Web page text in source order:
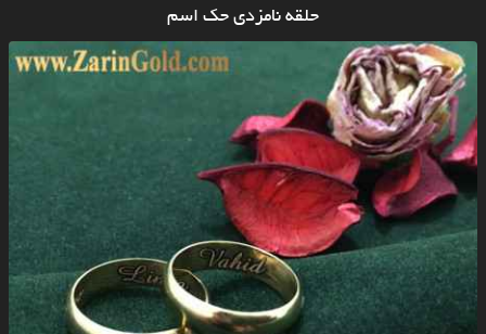
حلقه نامزدی حک اسم